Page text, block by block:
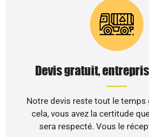
Devis gratuit,
Notre devis reste tout le temps
cela, vous avez la certitude
sera respecté. Vous le